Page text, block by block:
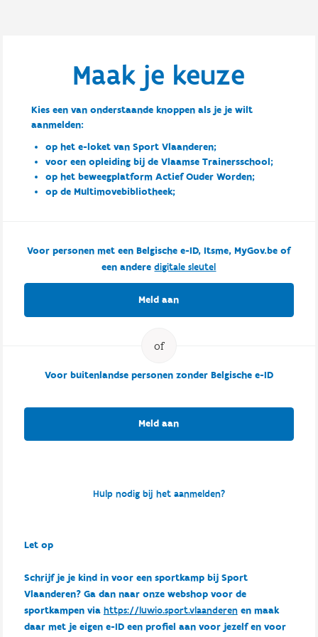
Maak je keuze
Kies een van onderstaande knoppen als je je wilt
aanmelden:
op het e-loket van Sport Vlaanderen;
voor een opleiding bij de Vlaamse Trainersschool;
op het beweegplatform Actief Ouder Worden;
op de Multimovebibliotheek;
Voor personen met een Belgische e-ID, Itsme, MyGov.be of
een anderedigitale sleutel
Meld aan
Voor buitenlandse personen zonder Belgische e-ID
Meld aan
Hulp nodig bij het aanmelden?
Let op
Schrijf je je kind in voor een sportkamp bij Sport
Vlaanderen? Ga dan naar onze webshop voor de
sportkampen via https://luwio.sport.vlaanderenen maak
daar met je eigen e-ID een profiel aan voor jezelf en voor